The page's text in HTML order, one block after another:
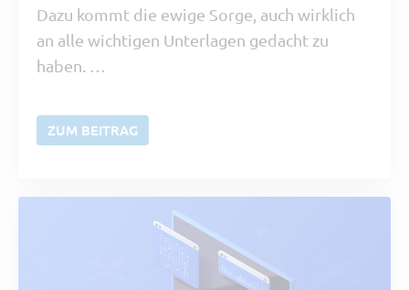
Dazu kommt die ewige Sorge, auch wirklich
an alle wichtigen Unterlagen gedacht zu
haben. …
ZUM BEITRAG